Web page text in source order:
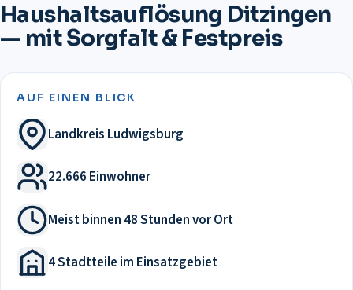
Haushaltsauflösung Ditzingen
— mit Sorgfalt & Festpreis
AUF EINEN BLICK
Landkreis Ludwigsburg
22.666 Einwohner
Meist binnen 48 Stunden vor Ort
4 Stadtteile im Einsatzgebiet